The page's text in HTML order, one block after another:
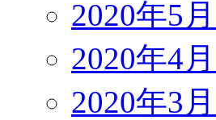
2020年5
2020年4
2020年3